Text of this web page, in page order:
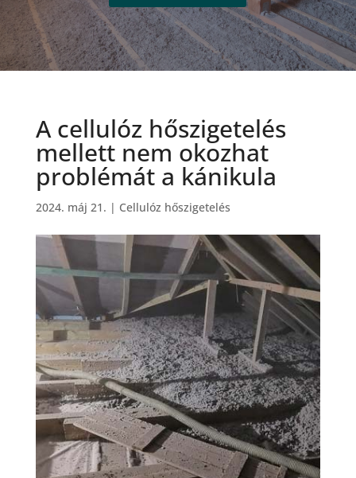
A cellulóz hőszigetelés
mellett nem okozhat
problémát a kánikula
2024. máj 21. | Cellulóz hőszigetelés